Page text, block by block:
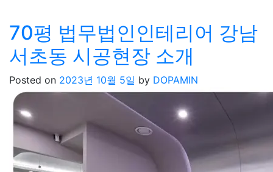
70평 법무법인인테리어 강남
서초동 시공현장 소개
Posted on 2023년 10월 5일 by DOPAMIN